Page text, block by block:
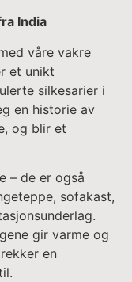
India
våre vakre
et unikt
silkesarier i
en historie av
og blir et
– de er også
sofakast,
gir varme og
en